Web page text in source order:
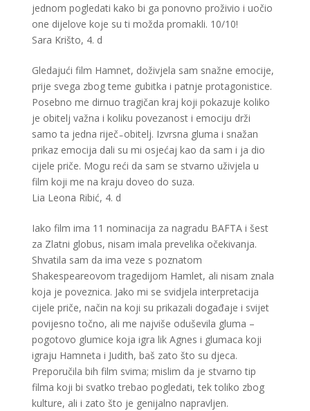
jednom pogledati kako bi ga ponovno proživio i uočio
one dijelove koje su ti možda promakli. 10/10!
Sara Krišto, 4. d
Gledajući film Hamnet, doživjela sam snažne emocije,
prije svega zbog teme gubitka i patnje protagonistice.
Posebno me dirnuo tragičan kraj koji pokazuje koliko
je obitelj važna i koliku povezanost i emociju drži
samo ta jedna riječ ̵ obitelj. Izvrsna gluma i snažan
prikaz emocija dali su mi osjećaj kao da sam i ja dio
cijele priče. Mogu reći da sam se stvarno uživjela u
film koji me na kraju doveo do suza.
Lia Leona Ribić, 4. d
Iako film ima 11 nominacija za nagradu BAFTA i šest
za Zlatni globus, nisam imala prevelika očekivanja.
Shvatila sam da ima veze s poznatom
Shakespeareovom tragedijom Hamlet, ali nisam znala
koja je poveznica. Jako mi se svidjela interpretacija
cijele priče, način na koji su prikazali događaje i svijet
povijesno točno, ali me najviše oduševila gluma –
pogotovo glumice koja igra lik Agnes i glumaca koji
igraju Hamneta i Judith, baš zato što su djeca.
Preporučila bih film svima; mislim da je stvarno tip
filma koji bi svatko trebao pogledati, tek toliko zbog
kulture, ali i zato što je genijalno napravljen.